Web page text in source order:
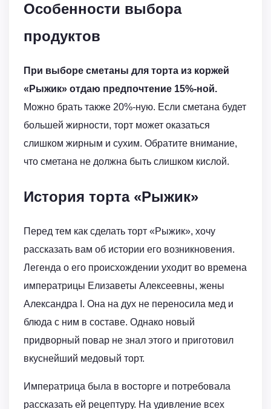
Особенности выбора
продуктов
При выборе сметаны для торта из коржей
«Рыжик» отдаю предпочтение 15%-ной.
Можно брать также 20%-ную. Если сметана будет
большей жирности, торт может оказаться
слишком жирным и сухим. Обратите внимание,
что сметана не должна быть слишком кислой.
История торта «Рыжик»
Перед тем как сделать торт «Рыжик», хочу
рассказать вам об истории его возникновения.
Легенда о его происхождении уходит во времена
императрицы Елизаветы Алексеевны, жены
Александра I. Она на дух не переносила мед и
блюда с ним в составе. Однако новый
придворный повар не знал этого и приготовил
вкуснейший медовый торт.
Императрица была в восторге и потребовала
рассказать ей рецептуру. На удивление всех